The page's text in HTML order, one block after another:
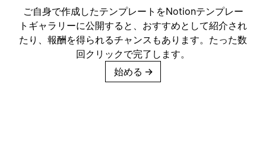
ご自身で作成したテンプレートをNotionテンプレー
トギャラリーに公開すると、おすすめとして紹介され
たり、報酬を得られるチャンスもあります。たった数
回クリックで完了します。
始める →